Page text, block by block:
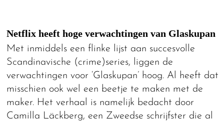
Netflix heeft hoge verwachtingen van Glaskupan
Met inmiddels een flinke lijst aan succesvolle
Scandinavische (crime)series, liggen de
verwachtingen voor ‘Glaskupan’ hoog. Al heeft dat
misschien ook wel een beetje te maken met de
maker. Het verhaal is namelijk bedacht door
Camilla Läckberg, een Zweedse schrijfster die al